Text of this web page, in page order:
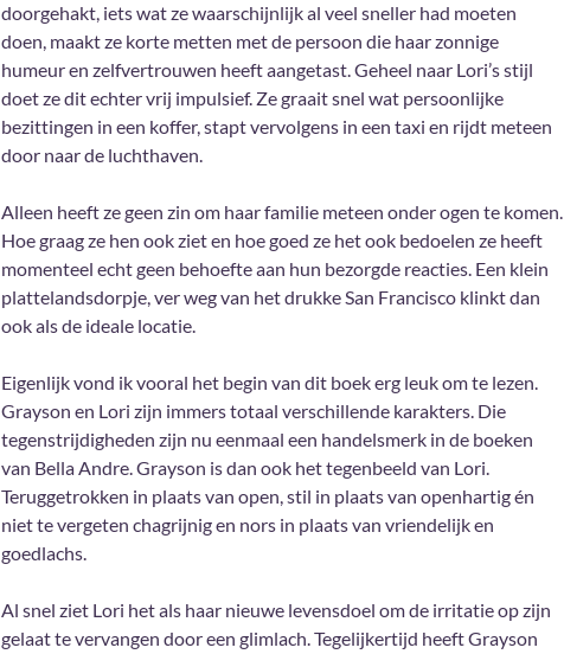
doorgehakt, iets wat ze waarschijnlijk al veel sneller had moeten
doen, maakt ze korte metten met de persoon die haar zonnige
humeur en zelfvertrouwen heeft aangetast. Geheel naar Lori’s stijl
doet ze dit echter vrij impulsief. Ze graait snel wat persoonlijke
bezittingen in een koffer, stapt vervolgens in een taxi en rijdt meteen
door naar de luchthaven.
Alleen heeft ze geen zin om haar familie meteen onder ogen te komen.
Hoe graag ze hen ook ziet en hoe goed ze het ook bedoelen ze heeft
momenteel echt geen behoefte aan hun bezorgde reacties. Een klein
plattelandsdorpje, ver weg van het drukke San Francisco klinkt dan
ook als de ideale locatie.
Eigenlijk vond ik vooral het begin van dit boek erg leuk om te lezen.
Grayson en Lori zijn immers totaal verschillende karakters. Die
tegenstrijdigheden zijn nu eenmaal een handelsmerk in de boeken
van Bella Andre. Grayson is dan ook het tegenbeeld van Lori.
Teruggetrokken in plaats van open, stil in plaats van openhartig én
niet te vergeten chagrijnig en nors in plaats van vriendelijk en
goedlachs.
Al snel ziet Lori het als haar nieuwe levensdoel om de irritatie op zijn
gelaat te vervangen door een glimlach. Tegelijkertijd heeft Grayson